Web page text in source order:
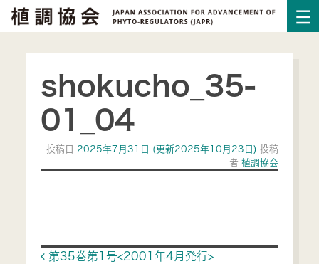
shokucho_35-
01_04
投稿日 2025年7月31日 (更新2025年10月23日)投稿
者 植調協会
第35巻第1号<2001年4月発行>